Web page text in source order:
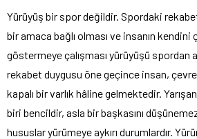
Yürüyüş bir spor değildir. Spordaki
bir amaca bağlı olması ve insanın
göstermeye çalışması yürüyüşü spordan
rekabet duygusu öne geçince insan,
kapalı bir varlık hâline gelmektedir.
biri bencildir, asla bir başkasını
hususlar yürümeye aykırı durumlardır.